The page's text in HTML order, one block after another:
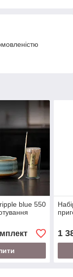
blue 550
1